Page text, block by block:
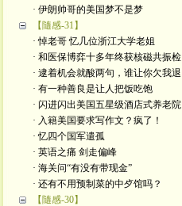
· 伊朗帅哥的美国梦不是梦
【隨感-31】
· 悼老哥 忆几位浙江大学老姐
· 和医保博弈十多年终获核磁共振检
· 逮着机会就酸两句，谁让你欠我退
· 有一种善良是让人把饭吃饱
· 闪进闪出美国五星级酒店式养老院
· 入籍美国要求写作文？疯了！
· 忆四个国军遣孤
· 英语之痛 剑走偏峰
· 海关问“有没有带现金”
· 还有不用预制菜的中歺馆吗？
【隨感-30】